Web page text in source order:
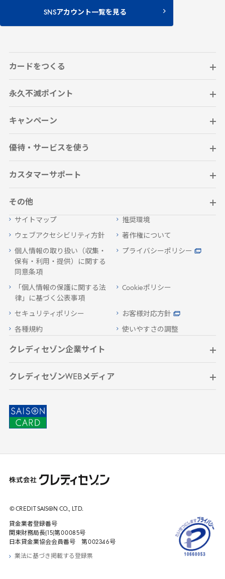
SNSアカウント一覧を見る
カードをつくる
永久不滅ポイント
キャンペーン
優待・サービスを使う
カスタマーサポート
その他
サイトマップ 推奨環境
ウェブアクセシビリティ方針 著作権について
個人情報の取り扱い（収集・
保有・利用・提供）に関する
同意条項
プライバシーポリシー
「個人情報の保護に関する法
律」に基づく公表事項
Cookieポリシー
セキュリティポリシー お客様対応方針
各種規約 使いやすさの調整
クレディセゾン企業サイト
クレディセゾンWEBメディア
© CREDITSAISON CO., LTD.
貸金業者登録番号
関東財務局長( 15)第 00085号
日本貸金業協会会員番号 第002346号
業法に基づき掲載する登録票